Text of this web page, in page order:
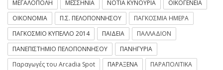
ΜΕΓΑΛΟΠΟΛΗ
ΜΕΣΣΗΝΙΑ ΝΟΤΙΑ ΚΥΝΟΥΡΙΑ
ΟΙΚΟΓΕΝΕΙΑ
ΟΙΚΟΝΟΜΙΑ
Π.Σ. ΠΕΛΟΠΟΝΝΗΣΟΥ
ΠΑΓΚΟΣΜΙΑ ΗΜΕΡΑ
ΠΑΓΚΟΣΜΙΟ ΚΥΠΕΛΛΟ 2014
ΠΑΙΔΕΙΑ
ΠΑΛΛΑΔΙΟΝ
ΠΑΝΕΠΙΣΤΗΜΙΟ ΠΕΛΟΠΟΝΝΗΣΟΥ
ΠΑΝΗΓΥΡΙΑ
Παραγωγές του Arcadia Spot
ΠΑΡΑΞΕΝΑ
ΠΑΡΑΠΟΛΙΤΙΚΑ